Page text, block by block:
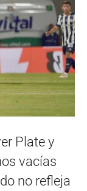
Plate y
vacías
no refleja